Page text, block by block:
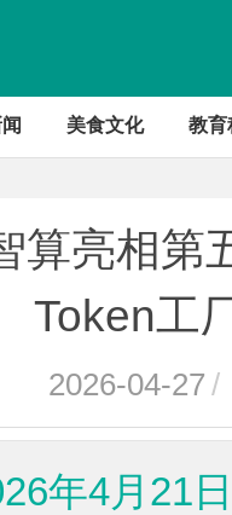
美食文化 教育
算亮相第
Token工
2026-04-27 /
年4月21